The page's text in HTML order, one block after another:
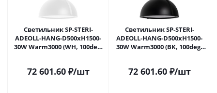
Светильник SP-STERI-
ADEOLL-HANG-D500xH1500-
30W Warm3000 (WH, 100deg,
72 601.60₽/шт
Светильник SP-STERI-
ADEOLL-HANG-D500xH1500-
30W Warm3000 (BK, 100deg,
72 601.60₽/шт